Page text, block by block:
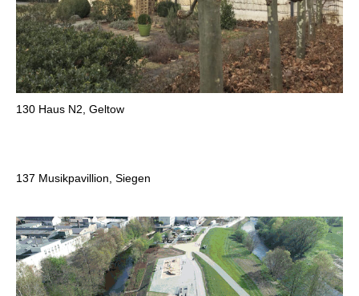
130 Haus N2, Geltow
137 Musikpavillion, Siegen